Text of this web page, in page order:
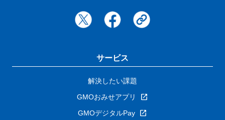
サービス
解決したい課題
GMOおみせアプリ
GMOデジタルPay